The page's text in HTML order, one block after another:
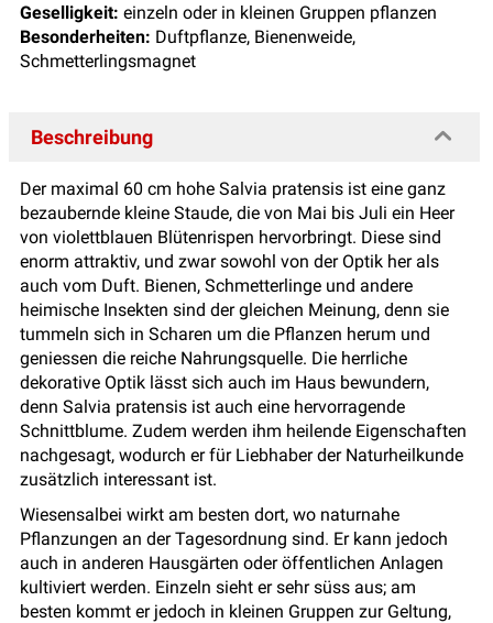
Geselligkeit: einzeln oder in kleinen Gruppen pflanzen
Besonderheiten: Duftpflanze, Bienenweide,
Schmetterlingsmagnet
Beschreibung
Der maximal 60 cm hohe Salvia pratensis ist eine ganz
bezaubernde kleine Staude, die von Mai bis Juli ein Heer
von violettblauen Blütenrispen hervorbringt. Diese sind
enorm attraktiv, und zwar sowohl von der Optik her als
auch vom Duft. Bienen, Schmetterlinge und andere
heimische Insekten sind der gleichen Meinung, denn sie
tummeln sich in Scharen um die Pflanzen herum und
geniessen die reiche Nahrungsquelle. Die herrliche
dekorative Optik lässt sich auch im Haus bewundern,
denn Salvia pratensis ist auch eine hervorragende
Schnittblume. Zudem werden ihm heilende Eigenschaften
nachgesagt, wodurch er für Liebhaber der Naturheilkunde
zusätzlich interessant ist.
Wiesensalbei wirkt am besten dort, wo naturnahe
Pflanzungen an der Tagesordnung sind. Er kann jedoch
auch in anderen Hausgärten oder öffentlichen Anlagen
kultiviert werden. Einzeln sieht er sehr süss aus; am
besten kommt er jedoch in kleinen Gruppen zur Geltung,